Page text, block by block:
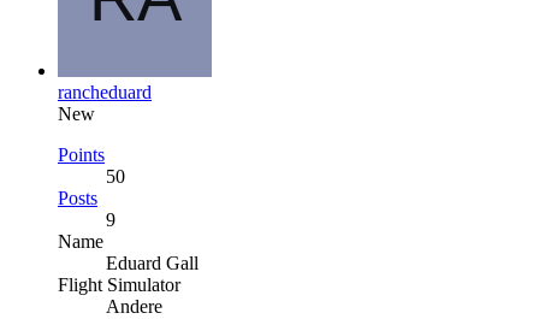
rancheduard
New
Points
50
Posts
9
Name
Eduard Gall
Flight Simulator
Andere